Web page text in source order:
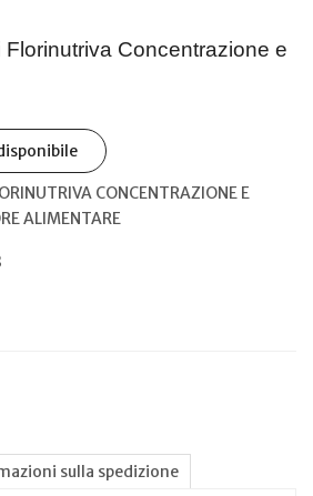
Concentrazione e
CONCENTRAZIONE E
ALIMENTARE
sulla spedizione